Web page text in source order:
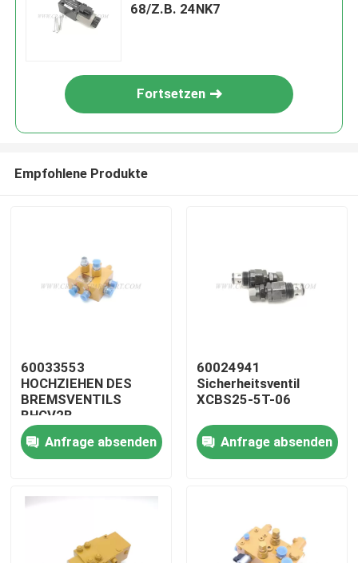
Startseite
Produkte
Über uns
68/Z.B. 24NK7
Fortsetzen
Empfohlene Produkte
60033553
HOCHZIEHEN DES
BREMSVENTILS
BHCV2B
Anfrage absenden
60024941
Sicherheitsventil
XCBS25-5T-06
Anfrage absenden